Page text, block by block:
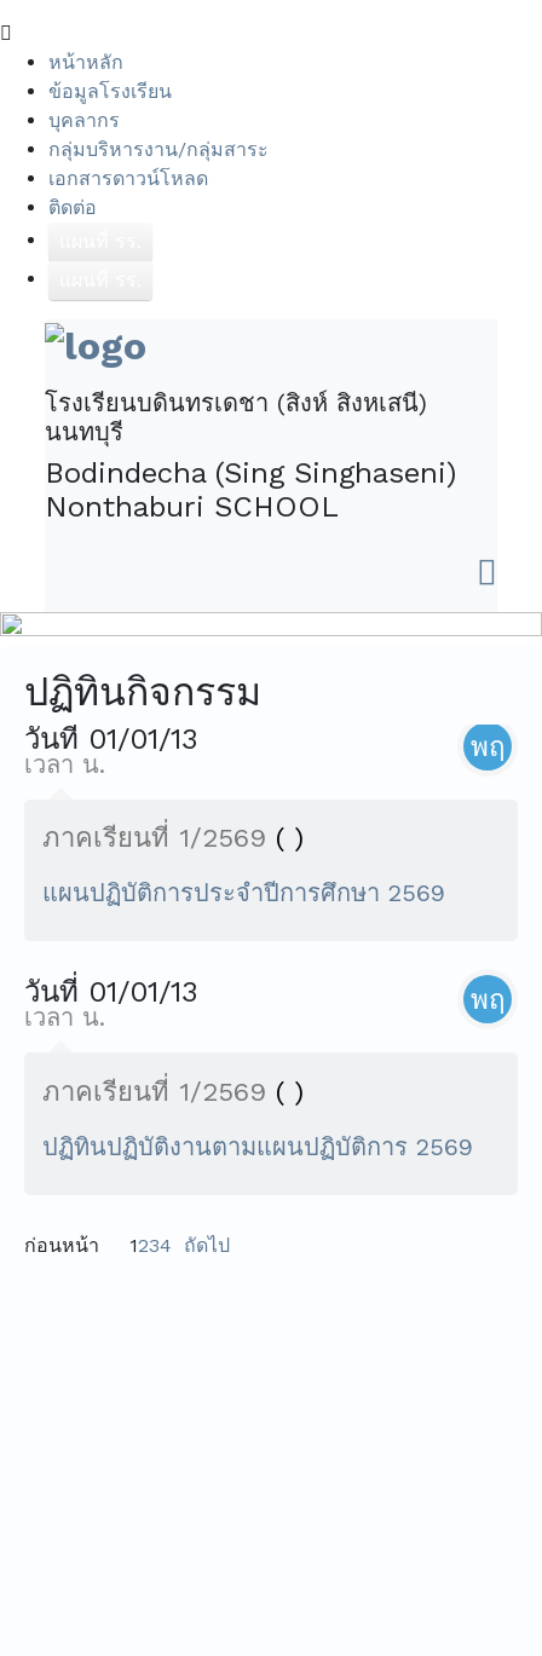
หน้าหลัก
ข้อมูลโรงเรียน
บุคลากร
กลุ่มบริหารงาน/กลุ่มสาระ
เอกสารดาวน์โหลด
ติดต่อ
โรงเรียนบดินทรเดชา (สิงห์ สิงหเสนี)
นนทบุรี
Bodindecha (Sing Singhaseni)
Nonthaburi SCHOOL
ปฏิทินกิจกรรม
วันที่ 01/01/13
เวลา น.
พฤ
ภาคเรียนที่ 1/2569 ( )
แผนปฏิบัติการประจำปีการศึกษา 2569
วันที่ 01/01/13
เวลา น.
พฤ
ภาคเรียนที่ 1/2569 ( )
ปฏิทินปฏิบัติงานตามแผนปฏิบัติการ 2569
ก่อนหน้า 1234 ถัดไป